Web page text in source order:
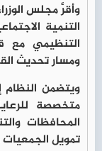
وأقرَّ مجلس
ومسار تحديث
ويتضمن النظام
متخصصة
المحافظات
تمويل